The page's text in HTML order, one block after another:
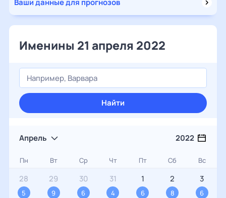
Ваши данные для прогнозов
Именины 21 апреля 2022
Найти
Апрель 2022
Пн Вт Ср Чт Пт Сб Вс
28
5
29
9
30
6
31
4
1
6
2
8
3
6